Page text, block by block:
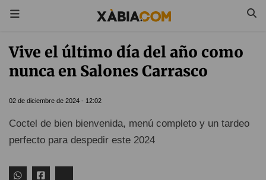
Vive el último día del año como
nunca en Salones Carrasco
02 de diciembre de 2024 - 12:02
Coctel de bien bienvenida, menú completo y un tardeo
perfecto para despedir este 2024